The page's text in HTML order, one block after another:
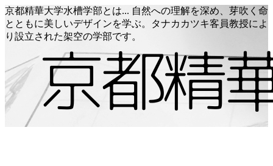
京都精華大学水槽学部とは... 自然への理解を深め、芽吹く命
とともに美しいデザインを学ぶ。タナカカツキ客員教授によ
り設立された架空の学部です。